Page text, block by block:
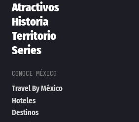
Atractivos
Historia
Territorio
Series
Travel By México
Hoteles
Destinos